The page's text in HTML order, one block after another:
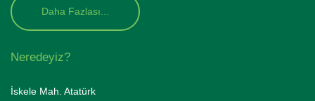
Daha Fazlası...
Neredeyiz?
İskele Mah. Atatürk